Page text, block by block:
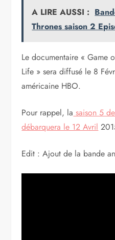
A LIRE AUSSI :
Thrones saison 2
Le documentaire « Game
Life » sera diffusé le 8
américaine HBO.
Pour rappel, la saison 5
débarquera le 12 Avril
Edit : Ajout de la bande